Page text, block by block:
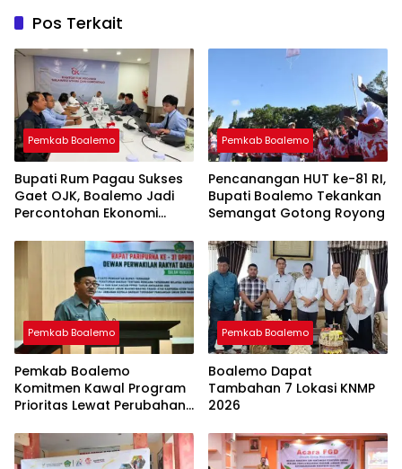
Pos Terkait
Pemkab Boalemo
Bupati Rum Pagau Sukses
Gaet OJK, Boalemo Jadi
Percontohan Ekonomi
Pemkab Boalemo
Pencanangan HUT ke-81 RI,
Bupati Boalemo Tekankan
Semangat Gotong Royong
Pemkab Boalemo
Pemkab Boalemo
Komitmen Kawal Program
Prioritas Lewat Perubahan
Pemkab Boalemo
Boalemo Dapat
Tambahan 7 Lokasi KNMP
2026